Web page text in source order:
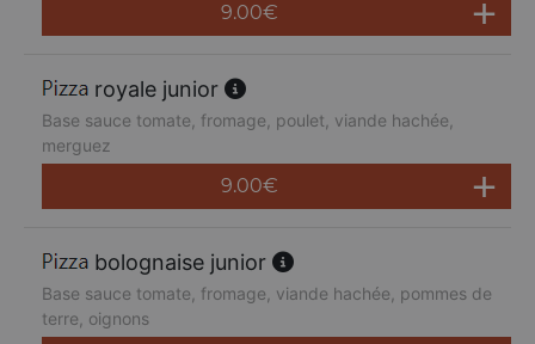
9.00€
royale junior
Base sauce tomate, fromage, poulet, viande hachée,
merguez
9.00€
bolognaise junior
Base sauce tomate, fromage, viande hachée, pommes de
terre, oignons